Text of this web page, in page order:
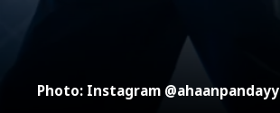
Photo: Instagram @ahaanpandayy